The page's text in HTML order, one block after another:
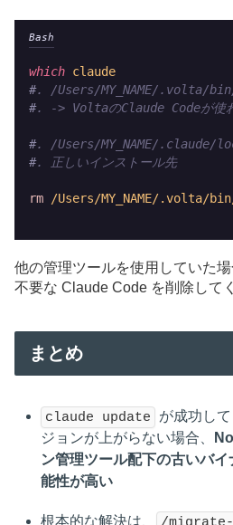
Bash
which claude
#. /Users/MY_NAME/.volta/
#. -> VoltaのClaude Codeが使
#. /Users/MY_NAME/.claude/
#. 正しいインストール先
rm /Users/MY_NAME/.volta/
他の管理ツールを使用していた
不要な Claude Code を削除して
まとめ
claude update
が成功し
ジョンが上がらない場合、
ン管理ツール配下の古いバ
能性が高い
根本的な解決は、